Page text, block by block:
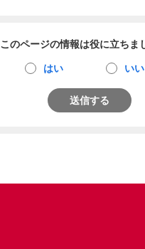
このページの情報は役に立ちま
はい いい
送信する